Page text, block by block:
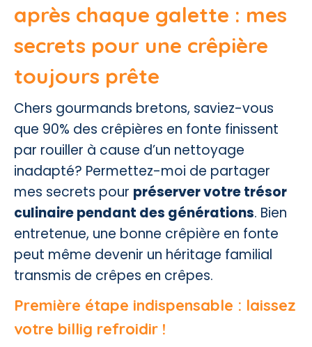
après chaque galette : mes
secrets pour une crêpière
toujours prête
Chers gourmands bretons, saviez-vous
que 90% des crêpières en fonte finissent
par rouiller à cause d’un nettoyage
inadapté? Permettez-moi de partager
mes secrets pour préserver votre trésor
culinaire pendant des générations. Bien
entretenue, une bonne crêpière en fonte
peut même devenir un héritage familial
transmis de crêpes en crêpes.
Première étape indispensable : laissez
votre billig refroidir !